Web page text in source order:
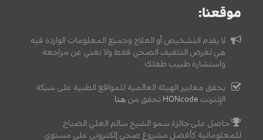
موقعنا:
لا يقدم التشخيص أو العلاج وجميع المعلومات الواردة فيه
هي لغرض التثقيف الصحي فقط ولا تغني عن مراجعة
واستشارة طبيب طفلك.
يحقق معايير الهيئة العالمية للمواقع الطبية على شبكة
الإنترنت HONcode تحقق من هنا
حاصل على جائزة سمو الشيخ سالم العلي الصباح
للمعلوماتية كأفضل مشروع صحي إلكتروني على مستوى